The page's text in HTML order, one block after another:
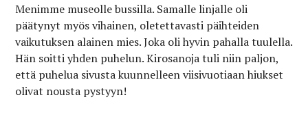
Menimme museolle bussilla. Samalle linjalle oli
päätynyt myös vihainen, oletettavasti päihteiden
vaikutuksen alainen mies. Joka oli hyvin pahalla tuulella.
Hän soitti yhden puhelun. Kirosanoja tuli niin paljon,
että puhelua sivusta kuunnelleen viisivuotiaan hiukset
olivat nousta pystyyn!